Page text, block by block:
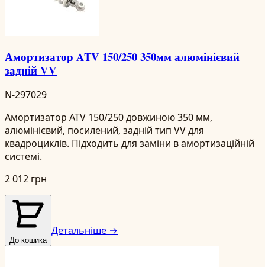
Амортизатор ATV 150/250 350мм алюмінієвий
задній VV
N-297029
Амортизатор ATV 150/250 довжиною 350 мм,
алюмінієвий, посилений, задній тип VV для
квадроциклів. Підходить для заміни в амортизаційній
системі.
2 012 грн
До кошика
Детальніше →